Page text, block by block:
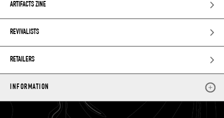
ARTIFACTS ZINE
REVIVALISTS
RETAILERS
INFORMATION